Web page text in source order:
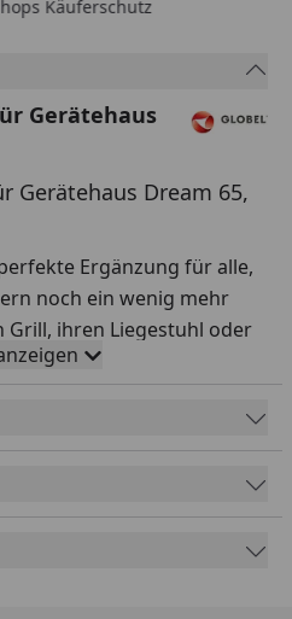
Käuferschutz
Gerätehaus
Gerätehaus Dream 65,
Ergänzung für alle,
noch ein wenig mehr
ihren Liegestuhl oder
im kleinen
ist nur in der